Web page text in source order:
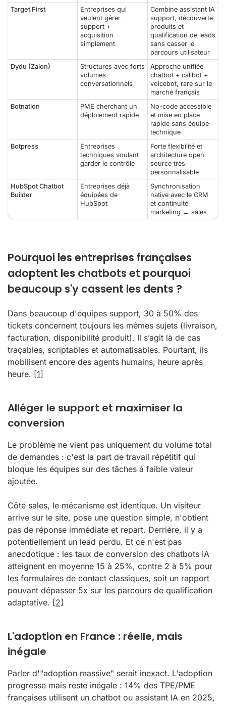
Target First
Entreprises qui
veulent gérer
support +
acquisition
simplement
Combine assistant IA
support, découverte
produits et
qualification de leads
sans casser le
parcours utilisateur
Dydu (Zaion)
Structures avec forts
volumes
conversationnels
Approche unifiée
chatbot + callbot +
voicebot, rare sur le
marché français
Botnation
PME cherchant un
déploiement rapide
No-code accessible
et mise en place
rapide sans équipe
technique
Botpress
Entreprises
techniques voulant
garder le contrôle
Forte flexibilité et
architecture open
source très
personnalisable
HubSpot Chatbot
Builder
Entreprises déjà
équipées de
HubSpot
Synchronisation
native avec le CRM
et continuité
marketing → sales
Pourquoi les entreprises françaises
adoptent les chatbots et pourquoi
beaucoup s'y cassent les dents ?
Dans beaucoup d'équipes support, 30 à 50% des
tickets concernent toujours les mêmes sujets (livraison,
facturation, disponibilité produit). Il s’agit là de cas
traçables, scriptables et automatisables. Pourtant, ils
mobilisent encore des agents humains, heure après
heure. [1]
Alléger le support et maximiser la
conversion
Le problème ne vient pas uniquement du volume total
de demandes : c'est la part de travail répétitif qui
bloque les équipes sur des tâches à faible valeur
ajoutée.
Côté sales, le mécanisme est identique. Un visiteur
arrive sur le site, pose une question simple, n'obtient
pas de réponse immédiate et repart. Derrière, il y a
potentiellement un lead perdu. Et ce n'est pas
anecdotique : les taux de conversion des chatbots IA
atteignent en moyenne 15 à 25%, contre 2 à 5% pour
les formulaires de contact classiques, soit un rapport
pouvant dépasser 5x sur les parcours de qualification
adaptative. [2]
L'adoption en France : réelle, mais
inégale
Parler d'"adoption massive" serait inexact. L'adoption
progresse mais reste inégale : 14% des TPE/PME
françaises utilisent un chatbot ou assistant IA en 2025,